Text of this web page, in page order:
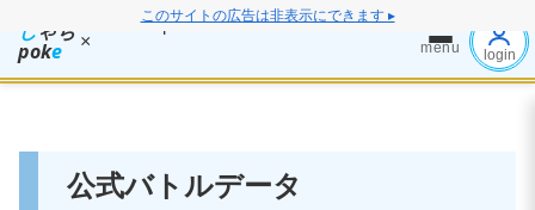
このサイトの広告は非表示にできます ▸
しゃち
poke × menu login
公式バトルデータ